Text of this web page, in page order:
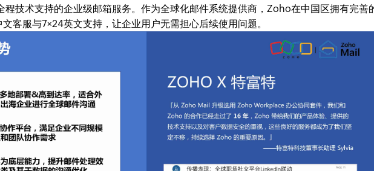
程技术支持的企业级邮箱服务。作为全球化邮件系统提供商，Zoho在中国区拥有完善
客服与7×24英文支持，让企业用户无需担心后续使用问题。